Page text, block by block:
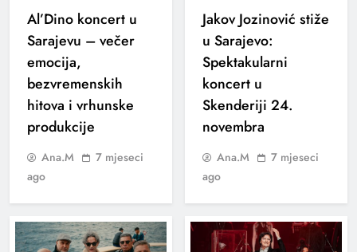
Al’Dino koncert u
Sarajevu – večer
emocija,
bezvremenskih
hitova i vrhunske
produkcije
Ana.M
7 mjeseci
ago
Jakov Jozinović stiže
u Sarajevo:
Spektakularni
koncert u
Skenderiji 24.
novembra
Ana.M
7 mjeseci
ago